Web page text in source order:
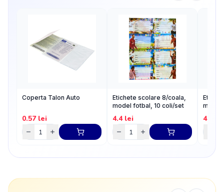
Coperta Talon Auto
0.57lei
Etichete scolare 8/coala,
model fotbal, 10 coli/set
4.4lei
model
4.4